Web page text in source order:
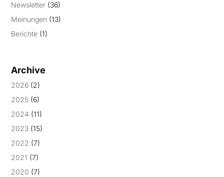
Newsletter (36)
Meinungen (13)
Berichte (1)
Archive
2026 (2)
2025 (6)
2024 (11)
2023 (15)
2022 (7)
2021 (7)
2020 (7)